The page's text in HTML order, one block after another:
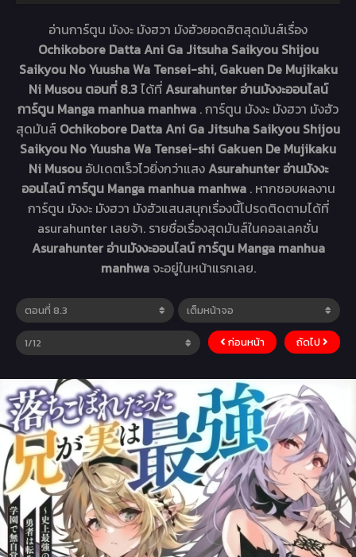
อ่านการ์ตูน มังงะ มังฮวา มังฮัวยอดฮิตสุดมันส์เรื่อง
Ochikobore Datta Ani Ga Jitsuha Saikyou Shijou
Saikyou No Yuusha Wa Tensei-shi, Gakuen De Mujikaku
Ni Musou ตอนที่ 8.3ได้ที่Asurahunter อ่านมังงะออนไลน์
การ์ตูน Manga manhua manhwa . การ์ตูน มังงะ มังฮวา มังฮัว
สุดมันส์ Ochikobore Datta Ani Ga Jitsuha Saikyou Shijou
Saikyou No Yuusha Wa Tensei-shi Gakuen De Mujikaku
Ni Musou อัปเดตเร็วไวยิ่งกว่าแสงAsurahunter อ่านมังงะ
ออนไลน์ การ์ตูน Manga manhua manhwa . หากชอบผลงาน
การ์ตูน มังงะ มังฮวา มังฮัวแสนสนุกเรื่องนี้โปรดติดตามได้ที่
asurahunter เลยจ้า. รายชื่อเรื่องสุดมันส์ในคอลเลคชั่น
Asurahunter อ่านมังงะออนไลน์ การ์ตูน Manga manhua
manhwa จะอยู่ในหน้าแรกเลย.
ก่อนหน้า ถัดไป